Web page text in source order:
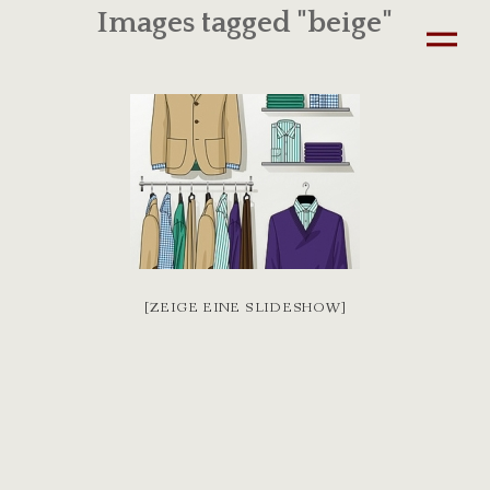
Images tagged "beige"
[ZEIGE EINE SLIDESHOW]